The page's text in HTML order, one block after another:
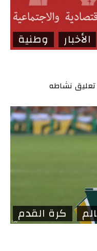
الأخبار وطنية
نشاطه
كرة القدم